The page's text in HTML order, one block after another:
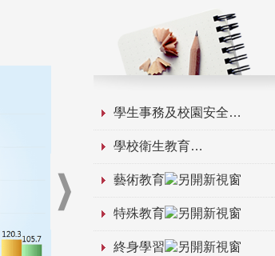
學生事務及校園安全
學校衛生教育
藝術教育
特殊教育
終身學習